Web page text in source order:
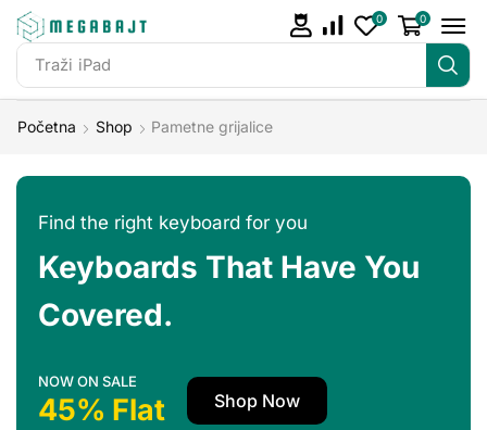
Traži iPad
0 0
Početna Shop Pametne grijalice
Find the right keyboard for you
Keyboards That Have You
Covered.
NOW ON SALE
45% Flat Shop Now